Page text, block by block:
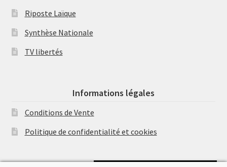
Riposte Laïque
Synthèse Nationale
TV libertés
Informations légales
Conditions de Vente
Politique de confidentialité et cookies